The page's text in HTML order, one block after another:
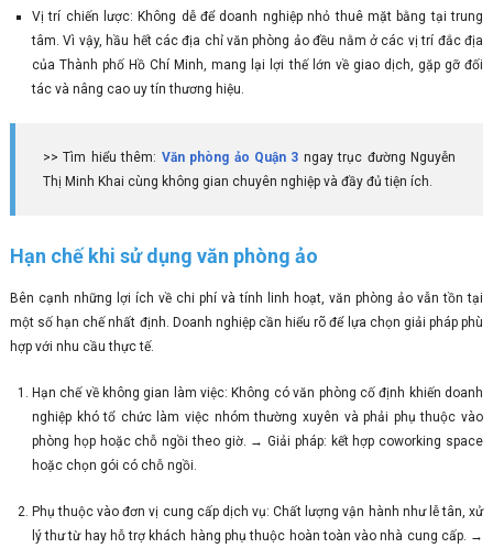
Vị trí chiến lược: Không dễ để doanh nghiệp nhỏ thuê mặt bằng tại trung
tâm. Vì vậy, hầu hết các địa chỉ văn phòng ảo đều nằm ở các vị trí đắc địa
của Thành phố Hồ Chí Minh, mang lại lợi thế lớn về giao dịch, gặp gỡ đối
tác và nâng cao uy tín thương hiệu.
>> Tìm hiểu thêm: Văn phòng ảo Quận 3 ngay trục đường Nguyễn
Thị Minh Khai cùng không gian chuyên nghiệp và đầy đủ tiện ích.
Hạn chế khi sử dụng văn phòng ảo
Bên cạnh những lợi ích về chi phí và tính linh hoạt, văn phòng ảo vẫn tồn tại
một số hạn chế nhất định. Doanh nghiệp cần hiểu rõ để lựa chọn giải pháp phù
hợp với nhu cầu thực tế.
Hạn chế về không gian làm việc: Không có văn phòng cố định khiến doanh
nghiệp khó tổ chức làm việc nhóm thường xuyên và phải phụ thuộc vào
phòng họp hoặc chỗ ngồi theo giờ. → Giải pháp: kết hợp coworking space
hoặc chọn gói có chỗ ngồi.
Phụ thuộc vào đơn vị cung cấp dịch vụ: Chất lượng vận hành như lễ tân, xử
lý thư từ hay hỗ trợ khách hàng phụ thuộc hoàn toàn vào nhà cung cấp. →